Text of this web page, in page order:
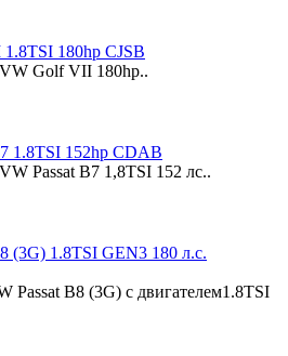
180hp CJSB
Golf VII 180hp..
1.8TSI 152hp CDAB
Passat B7 1,8TSI 152 лс..
(3G) 1.8TSI GEN3 180 л.с.
Passat B8 (3G) c двигателем1.8TSI